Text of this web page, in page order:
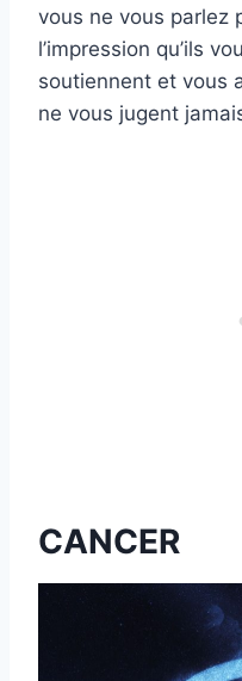
vous ne vous parlez
l’impression qu’ils
soutiennent et vous
ne vous jugent
CANCER